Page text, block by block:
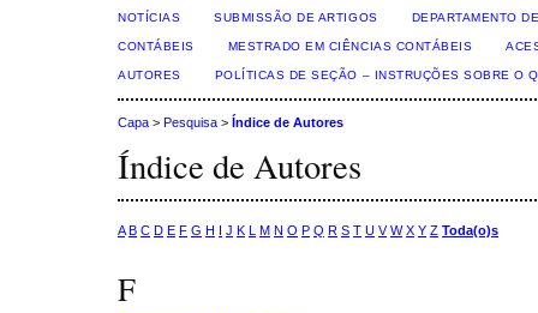
NOTÍCIAS SUBMISSÃO DE ARTIGOS DEPARTAMENTO
CONTÁBEIS MESTRADO EM CIÊNCIAS CONTÁBEIS
AUTORES POLÍTICAS DE SEÇÃO – INSTRUÇÕES SOBRE O
Capa > Pesquisa > Índice de Autores
Índice de Autores
A B C D E F G H I J K L M N O P Q R S T U V W X Y Z Toda(o)s
F